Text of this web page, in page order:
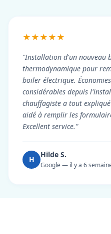
★★★★★
"Installation d'un nouveau
thermodynamique pour
boiler électrique.
considérables depuis
chauffagiste a tout
aidé à remplir les
Excellent service."
H
Hilde S.
Google — il y a 6